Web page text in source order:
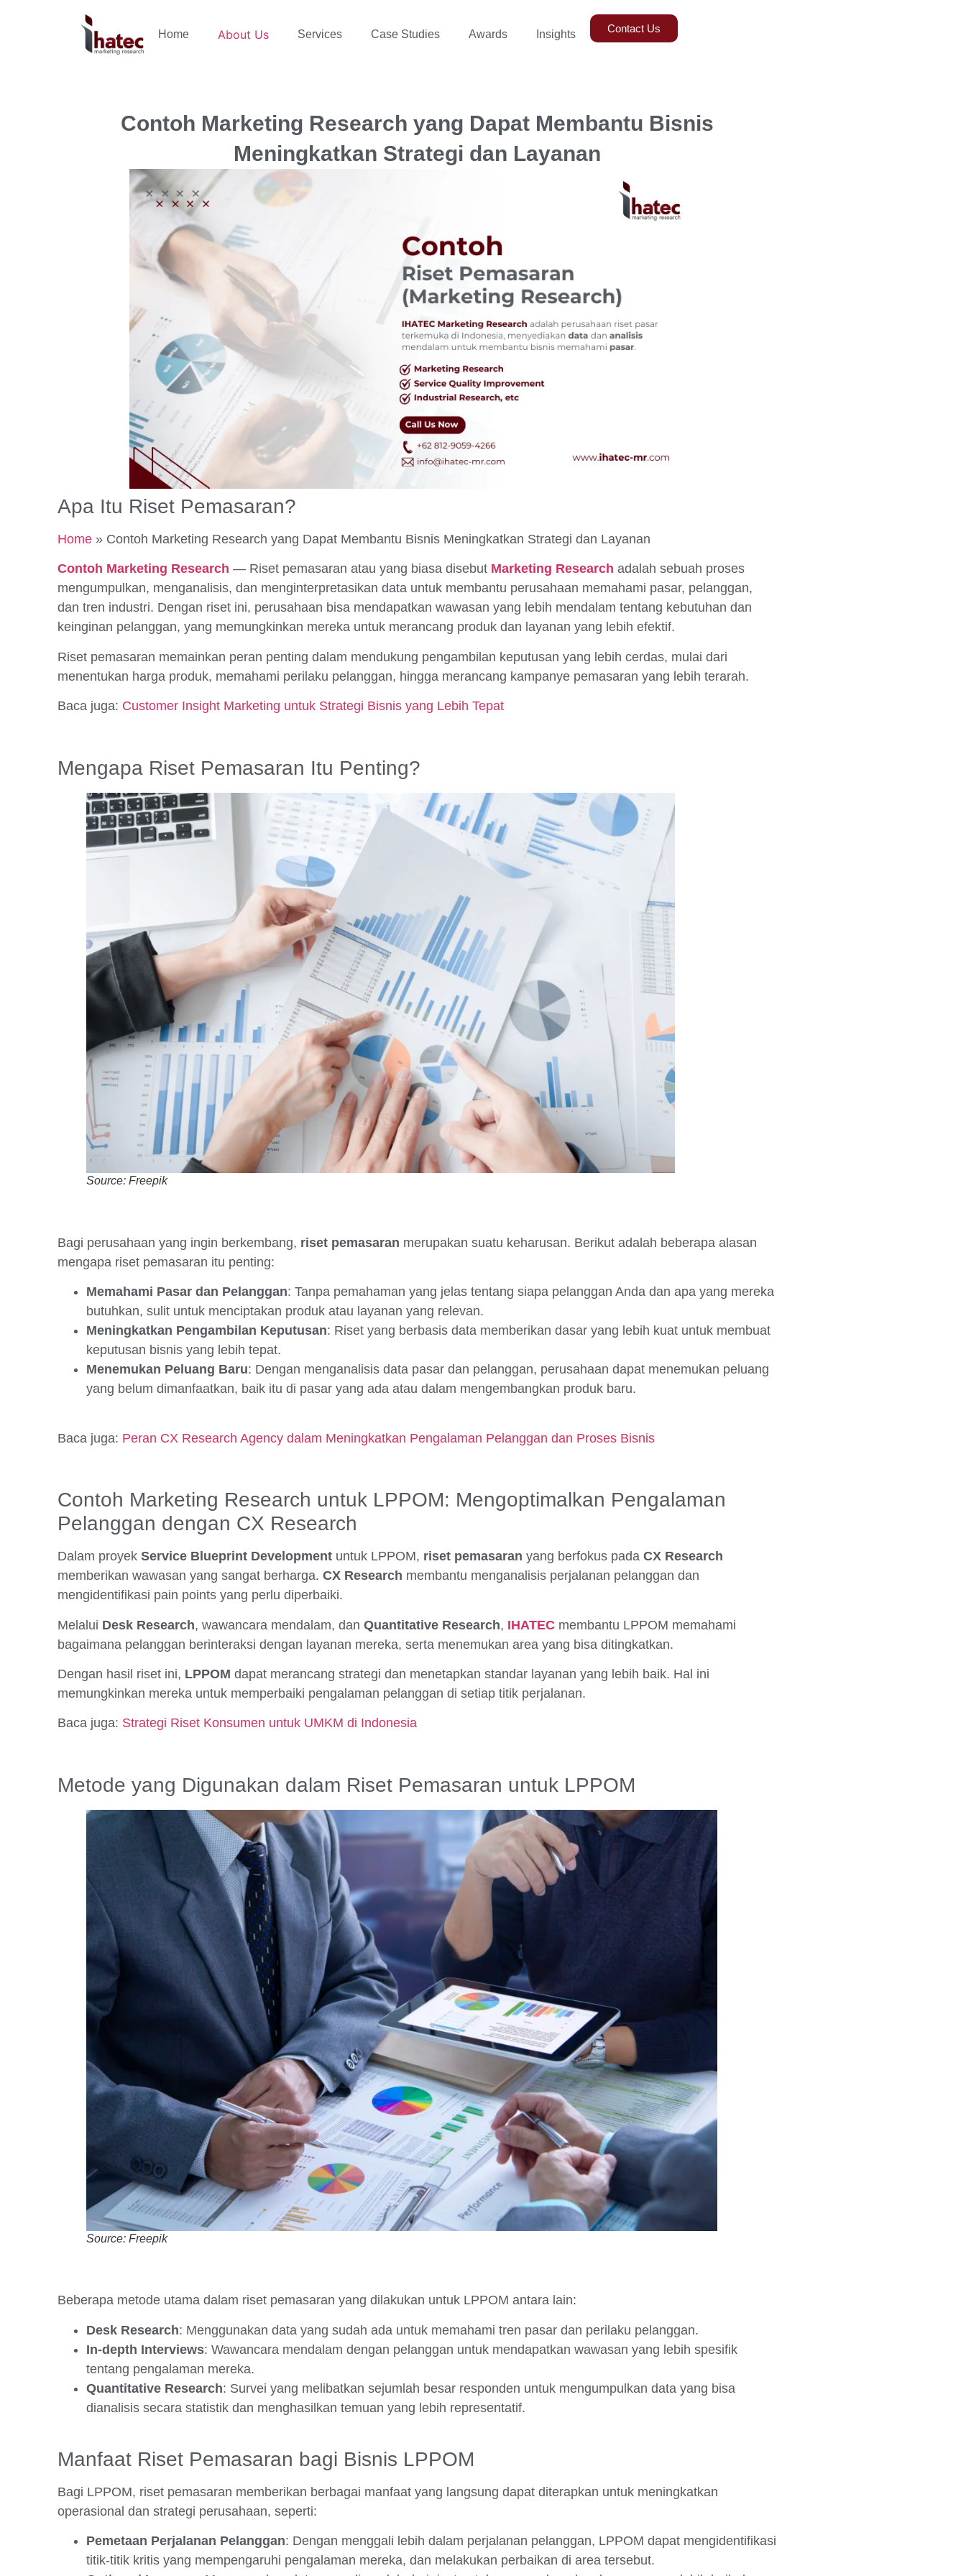
Home About Us Services Case Studies Awards Insights Contact Us
Contoh Marketing Research yang Dapat Membantu Bisnis
Meningkatkan Strategi dan Layanan
Apa Itu Riset Pemasaran?
Home » Contoh Marketing Research yang Dapat Membantu Bisnis Meningkatkan Strategi dan Layanan
Contoh Marketing Research — Riset pemasaran atau yang biasa disebut Marketing Research adalah sebuah proses
mengumpulkan, menganalisis, dan menginterpretasikan data untuk membantu perusahaan memahami pasar, pelanggan,
dan tren industri. Dengan riset ini, perusahaan bisa mendapatkan wawasan yang lebih mendalam tentang kebutuhan dan
keinginan pelanggan, yang memungkinkan mereka untuk merancang produk dan layanan yang lebih efektif.
Riset pemasaran memainkan peran penting dalam mendukung pengambilan keputusan yang lebih cerdas, mulai dari
menentukan harga produk, memahami perilaku pelanggan, hingga merancang kampanye pemasaran yang lebih terarah.
Baca juga: Customer Insight Marketing untuk Strategi Bisnis yang Lebih Tepat
Mengapa Riset Pemasaran Itu Penting?
Source: Freepik
Bagi perusahaan yang ingin berkembang, riset pemasaran merupakan suatu keharusan. Berikut adalah beberapa alasan
mengapa riset pemasaran itu penting:
Memahami Pasar dan Pelanggan: Tanpa pemahaman yang jelas tentang siapa pelanggan Anda dan apa yang mereka
butuhkan, sulit untuk menciptakan produk atau layanan yang relevan.
Meningkatkan Pengambilan Keputusan: Riset yang berbasis data memberikan dasar yang lebih kuat untuk membuat
keputusan bisnis yang lebih tepat.
Menemukan Peluang Baru: Dengan menganalisis data pasar dan pelanggan, perusahaan dapat menemukan peluang
yang belum dimanfaatkan, baik itu di pasar yang ada atau dalam mengembangkan produk baru.
Baca juga: Peran CX Research Agency dalam Meningkatkan Pengalaman Pelanggan dan Proses Bisnis
Contoh Marketing Research untuk LPPOM: Mengoptimalkan Pengalaman
Pelanggan dengan CX Research
Dalam proyek Service Blueprint Development untuk LPPOM, riset pemasaran yang berfokus pada CX Research
memberikan wawasan yang sangat berharga. CX Research membantu menganalisis perjalanan pelanggan dan
mengidentifikasi pain points yang perlu diperbaiki.
Melalui Desk Research, wawancara mendalam, dan Quantitative Research, IHATEC membantu LPPOM memahami
bagaimana pelanggan berinteraksi dengan layanan mereka, serta menemukan area yang bisa ditingkatkan.
Dengan hasil riset ini, LPPOM dapat merancang strategi dan menetapkan standar layanan yang lebih baik. Hal ini
memungkinkan mereka untuk memperbaiki pengalaman pelanggan di setiap titik perjalanan.
Baca juga: Strategi Riset Konsumen untuk UMKM di Indonesia
Metode yang Digunakan dalam Riset Pemasaran untuk LPPOM
Source: Freepik
Beberapa metode utama dalam riset pemasaran yang dilakukan untuk LPPOM antara lain:
Desk Research: Menggunakan data yang sudah ada untuk memahami tren pasar dan perilaku pelanggan.
In-depth Interviews: Wawancara mendalam dengan pelanggan untuk mendapatkan wawasan yang lebih spesifik
tentang pengalaman mereka.
Quantitative Research: Survei yang melibatkan sejumlah besar responden untuk mengumpulkan data yang bisa
dianalisis secara statistik dan menghasilkan temuan yang lebih representatif.
Manfaat Riset Pemasaran bagi Bisnis LPPOM
Bagi LPPOM, riset pemasaran memberikan berbagai manfaat yang langsung dapat diterapkan untuk meningkatkan
operasional dan strategi perusahaan, seperti:
Pemetaan Perjalanan Pelanggan: Dengan menggali lebih dalam perjalanan pelanggan, LPPOM dapat mengidentifikasi
titik-titik kritis yang mempengaruhi pengalaman mereka, dan melakukan perbaikan di area tersebut.